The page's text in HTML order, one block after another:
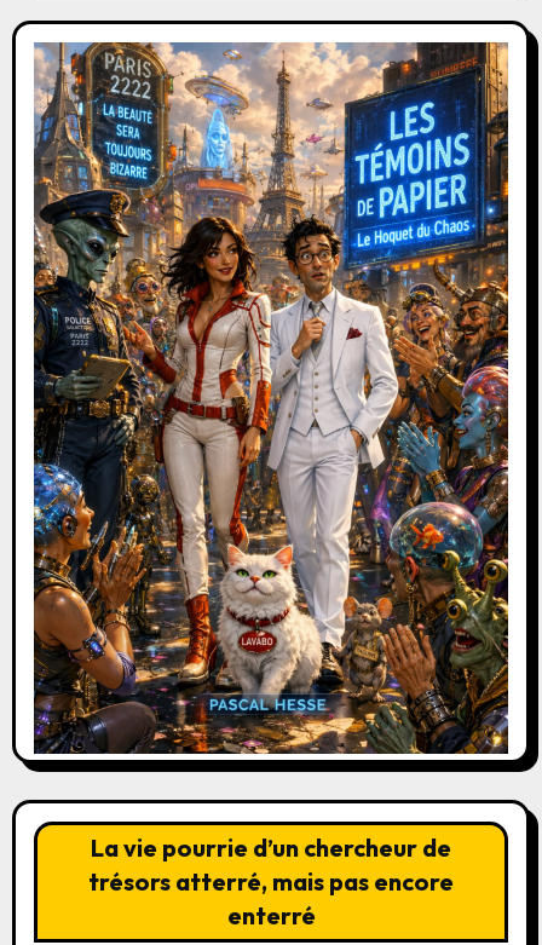
La vie pourrie d’un chercheur de
trésors atterré, mais pas encore
enterré